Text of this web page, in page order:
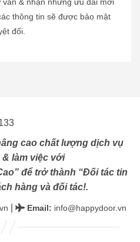
thông tin sẽ được bảo mật
đối.
cao chất lượng dịch vụ
làm việc với
để trở thành “Đối tác tin
hàng và đối tác!.
Email: info@happydoor.vn